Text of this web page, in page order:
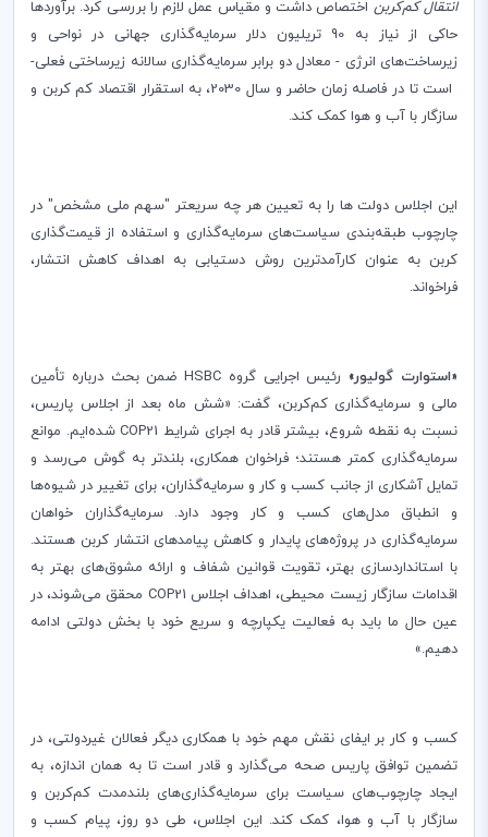
انتقال کم‌کربن اختصاص داشت و مقیاس عمل لازم را بررسی کرد. برآوردها
حاکی از نیاز به 90 تریلیون دلار سرمایه‌گذاری جهانی در نواحی و
زیرساخت‌های انرژی - معادل دو برابر سرمایه‌گذاری سالانه زیرساختی فعلی-
است تا در فاصله زمان حاضر و سال 2030، به استقرار اقتصاد کم کربن و
سازگار با آب و هوا کمک کند.
این اجلاس دولت ها را به تعیین هر چه سریعتر "سهم ملی مشخص" در
چارچوب طبقه‌بندی سیاست‌های سرمایه‌گذاری و استفاده از قیمت‌گذاری
کربن به عنوان کارآمدترین روش دستیابی به اهداف کاهش انتشار،
فراخواند.
«استوارت گولیور» رئیس اجرایی گروه HSBCضمن بحث درباره تأمین
مالی و سرمایه‌گذاری کم‌کربن، گفت: «شش ماه بعد از اجلاس پاریس،
نسبت به نقطه شروع، بیشتر قادر به اجرای شرایط COP21شده‌ایم. موانع
سرمایه‌گذاری کمتر هستند؛ فراخوان همکاری، بلندتر به گوش می‌رسد و
تمایل آشکاری از جانب کسب و کار و سرمایه‌گذاران، برای تغییر در شیوه‌ها
و انطباق مدل‌های کسب و کار وجود دارد. سرمایه‌‌گذاران خواهان
سرمایه‌گذاری در پروژه‌های پایدار و کاهش پیامدهای انتشار کربن هستند.
با استانداردسازی بهتر، تقویت قوانین شفاف و ارائه مشوق‌های بهتر به
اقدامات سازگار زیست محیطی، اهداف اجلاس COP21 محقق می‌شوند، در
عین حال ما باید به فعالیت یکپارچه و سریع خود با بخش دولتی ادامه
دهیم.»
کسب و کار بر ایفای نقش مهم خود با همکاری دیگر فعالان غیردولتی، در
تضمین توافق پاریس صحه می‌گذارد و قادر است تا به همان اندازه، به
ایجاد چارچوب‌های سیاست برای سرمایه‌گذاری‌های بلندمدت کم‌کربن و
سازگار با آب و هوا، کمک کند. این اجلاس، طی دو روز، پیام کسب و